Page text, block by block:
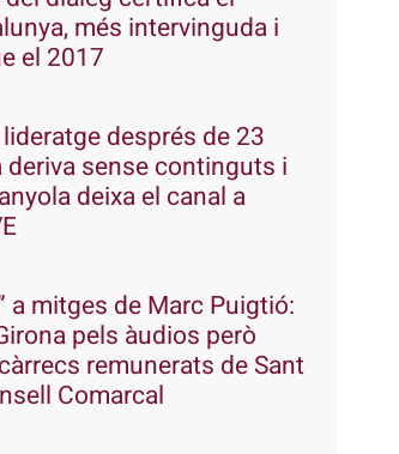
més intervinguda i
el 2017
després de 23
deriva sense continguts i
deixa el canal a
a mitges de Marc Puigtió:
pels àudios però
remunerats de Sant
Comarcal